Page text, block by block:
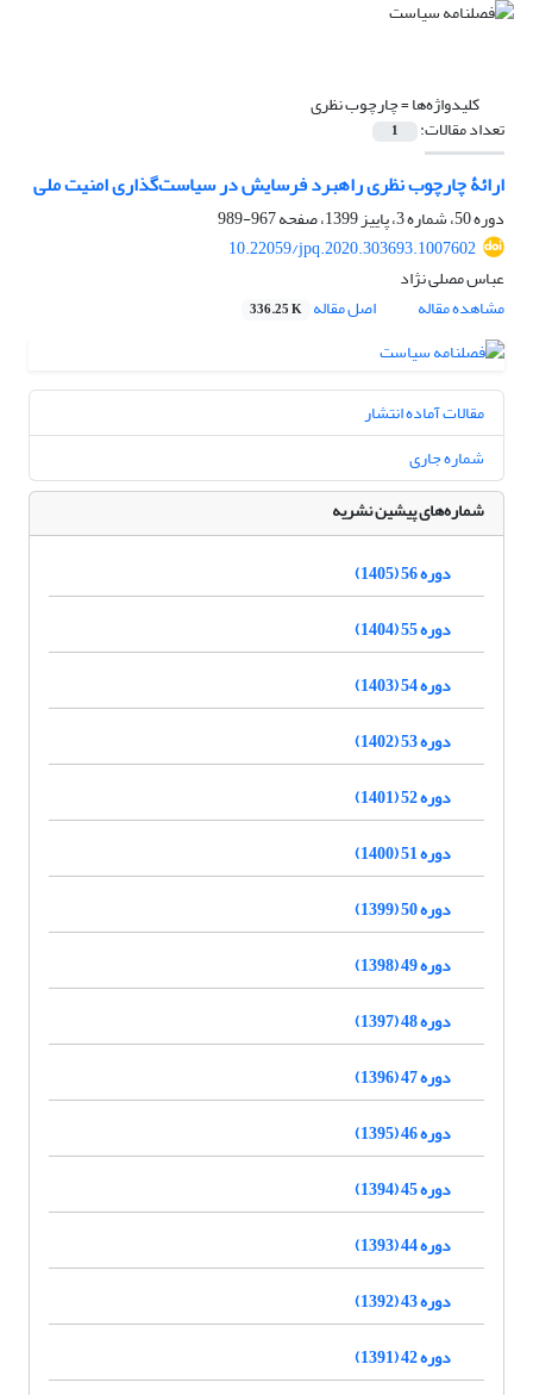
کلیدواژه‌ها =چارچوب نظری
تعداد مقالات: 1
ارائۀ چارچوب نظری راهبرد فرسایش در سیاست‌گذاری امنیت ملی
دوره 50، شماره 3، پاییز 1399، صفحه
967-989
10.22059/jpq.2020.303693.1007602
عباس مصلی نژاد
مشاهده مقاله
اصل مقاله 336.25 K
مقالات آماده انتشار
شماره جاری
شماره‌های پیشین نشریه
دوره 56 (1405)
دوره 55 (1404)
دوره 54 (1403)
دوره 53 (1402)
دوره 52 (1401)
دوره 51 (1400)
دوره 50 (1399)
دوره 49 (1398)
دوره 48 (1397)
دوره 47 (1396)
دوره 46 (1395)
دوره 45 (1394)
دوره 44 (1393)
دوره 43 (1392)
دوره 42 (1391)